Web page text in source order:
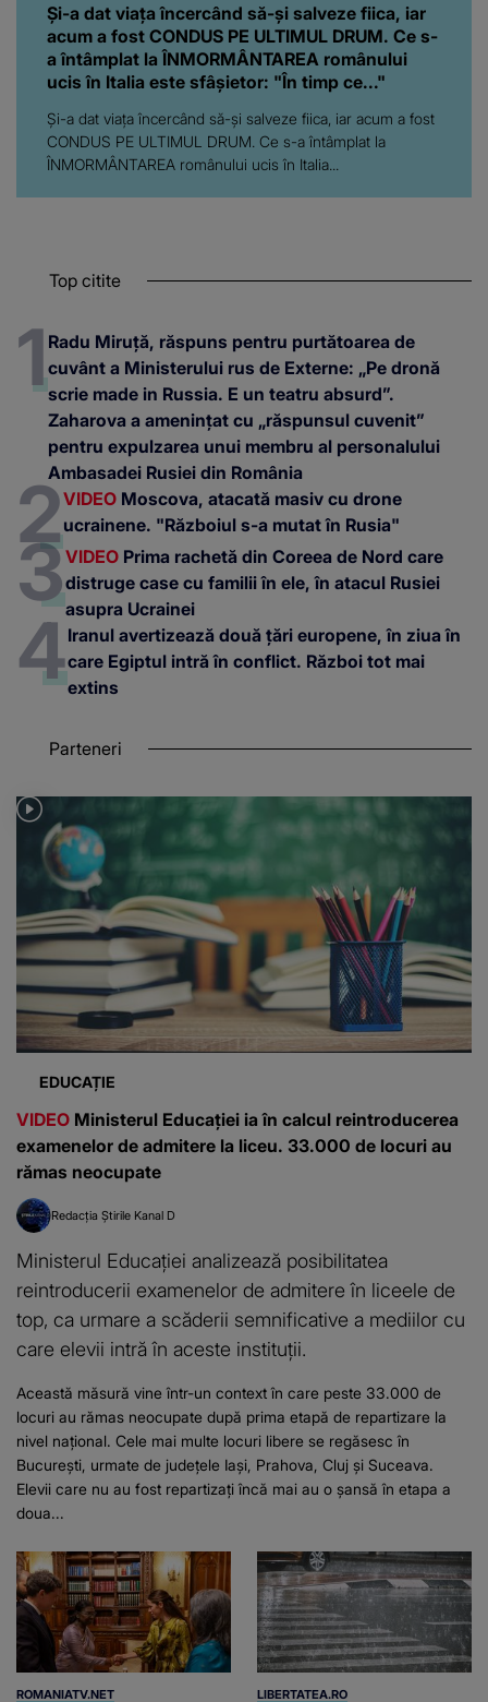
Și-a dat viața încercând să-și salveze fiica, iar
acum a fost CONDUS PE ULTIMUL DRUM. Ce s-
a întâmplat la ÎNMORMÂNTAREA românului
ucis în Italia este sfâșietor: "În timp ce..."
Și-a dat viața încercând să-și salveze fiica, iar acum a fost
CONDUS PE ULTIMUL DRUM. Ce s-a întâmplat la
ÎNMORMÂNTAREA românului ucis în Italia...
Top citite
Radu Miruță, răspuns pentru purtătoarea de
cuvânt a Ministerului rus de Externe: „Pe dronă
scrie made in Russia. E un teatru absurd”.
Zaharova a amenințat cu „răspunsul cuvenit”
pentru expulzarea unui membru al personalului
Ambasadei Rusiei din România
VIDEO Moscova, atacată masiv cu drone
ucrainene. "Războiul s-a mutat în Rusia"
VIDEO Prima rachetă din Coreea de Nord care
distruge case cu familii în ele, în atacul Rusiei
asupra Ucrainei
Iranul avertizează două țări europene, în ziua în
care Egiptul intră în conflict. Război tot mai
extins
Parteneri
EDUCAȚIE
VIDEO Ministerul Educației ia în calcul reintroducerea
examenelor de admitere la liceu. 33.000 de locuri au
rămas neocupate
Redacția Știrile Kanal D
Ministerul Educației analizează posibilitatea
reintroducerii examenelor de admitere în liceele de
top, ca urmare a scăderii semnificative a mediilor cu
care elevii intră în aceste instituții.
Această măsură vine într-un context în care peste 33.000 de
locuri au rămas neocupate după prima etapă de repartizare la
nivel național. Cele mai multe locuri libere se regăsesc în
București, urmate de județele Iași, Prahova, Cluj și Suceava.
Elevii care nu au fost repartizați încă mai au o șansă în etapa a
doua...
ROMANIATV.NET LIBERTATEA.RO